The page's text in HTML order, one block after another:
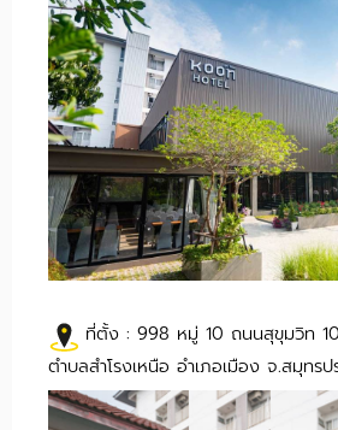
ที่ตั้ง : 998 หมู่ 10 ถนนสุขุมวิท
ตำบลสำโรงเหนือ อำเภอเมือง จ.สมุทรป